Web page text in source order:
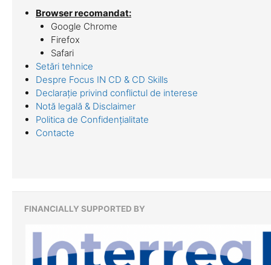
Browser recomandat:
Google Chrome
Firefox
Safari
Setări tehnice
Despre Focus IN CD & CD Skills
Declarație privind conflictul de interese
Notă legală & Disclaimer
Politica de Confidențialitate
Contacte
FINANCIALLY SUPPORTED BY